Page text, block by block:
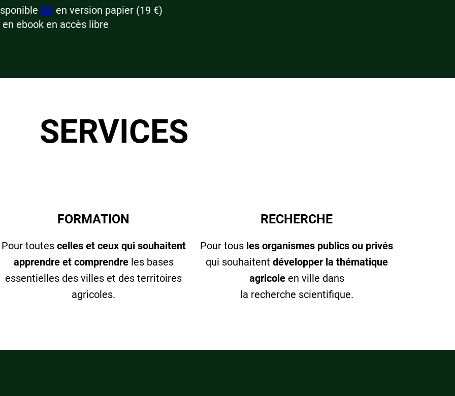
ICI en version papier (19 €)
en ebook en accès libre
SERVICES
FORMATION
Pour toutes celles et ceux qui souhaitent
apprendre et comprendreles bases
essentielles des villes et des territoires
agricoles.
RECHERCHE
Pour tous les organismes publics ou privés
qui souhaitent développer la thématique
agricoleen ville dans
la recherche scientifique.